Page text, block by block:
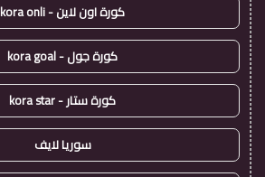
كورة اون لاين - kora onli
كورة جول - kora goal
كورة ستار - kora star
سوريا لايف